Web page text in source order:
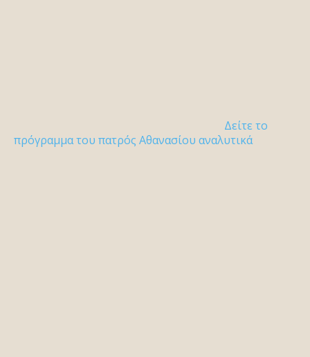
Δείτε το
πρόγραμμα του πατρός Αθανασίου αναλυτικά